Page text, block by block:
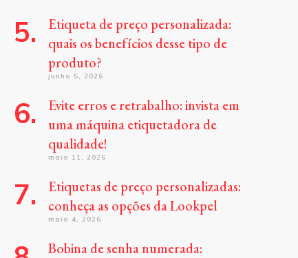
Etiqueta de preço personalizada:
quais os benefícios desse tipo de
produto?
junho 5, 2026
Evite erros e retrabalho: invista em
uma máquina etiquetadora de
qualidade!
maio 11, 2026
Etiquetas de preço personalizadas:
conheça as opções da Lookpel
maio 4, 2026
Bobina de senha numerada: